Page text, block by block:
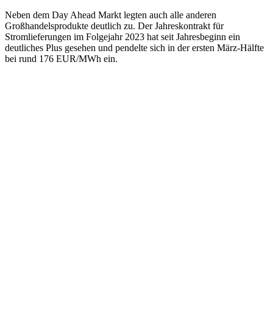
Neben dem Day Ahead Markt legten auch alle anderen
Großhandelsprodukte deutlich zu. Der Jahreskontrakt für
Stromlieferungen im Folgejahr 2023 hat seit Jahresbeginn ein
deutliches Plus gesehen und pendelte sich in der ersten März-Hälfte
bei rund 176 EUR/MWh ein.